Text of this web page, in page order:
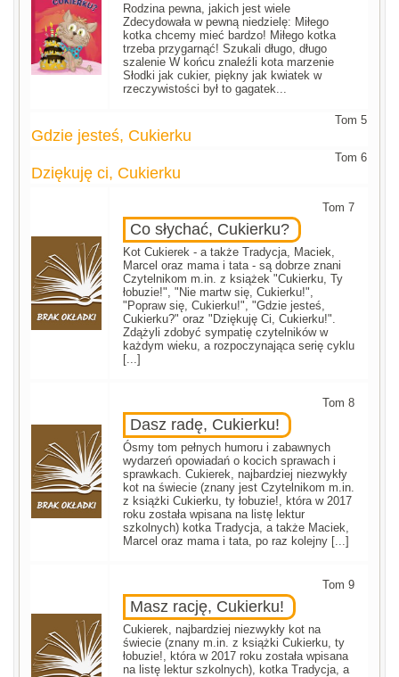
Rodzina pewna, jakich jest wiele
Zdecydowała w pewną niedzielę: Miłego
kotka chcemy mieć bardzo! Miłego kotka
trzeba przygarnąć! Szukali długo, długo
szalenie W końcu znaleźli kota marzenie
Słodki jak cukier, piękny jak kwiatek w
rzeczywistości był to gagatek...
Tom 5
Gdzie jesteś, Cukierku
Tom 6
Dziękuję ci, Cukierku
Tom 7
Co słychać, Cukierku?
Kot Cukierek - a także Tradycja, Maciek,
Marcel oraz mama i tata - są dobrze znani
Czytelnikom m.in. z książek "Cukierku, Ty
łobuzie!", "Nie martw się, Cukierku!",
"Popraw się, Cukierku!", "Gdzie jesteś,
Cukierku?" oraz "Dziękuję Ci, Cukierku!".
Zdążyli zdobyć sympatię czytelników w
każdym wieku, a rozpoczynająca serię cyklu
[...]
Tom 8
Dasz radę, Cukierku!
Ósmy tom pełnych humoru i zabawnych
wydarzeń opowiadań o kocich sprawach i
sprawkach. Cukierek, najbardziej niezwykły
kot na świecie (znany jest Czytelnikom m.in.
z książki Cukierku, ty łobuzie!, która w 2017
roku została wpisana na listę lektur
szkolnych) kotka Tradycja, a także Maciek,
Marcel oraz mama i tata, po raz kolejny [...]
Tom 9
Masz rację, Cukierku!
Cukierek, najbardziej niezwykły kot na
świecie (znany m.in. z książki Cukierku, ty
łobuzie!, która w 2017 roku została wpisana
na listę lektur szkolnych), kotka Tradycja, a